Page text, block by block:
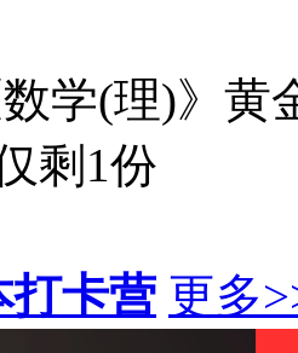
学(理)》黄
剩 1份
打卡营 更多